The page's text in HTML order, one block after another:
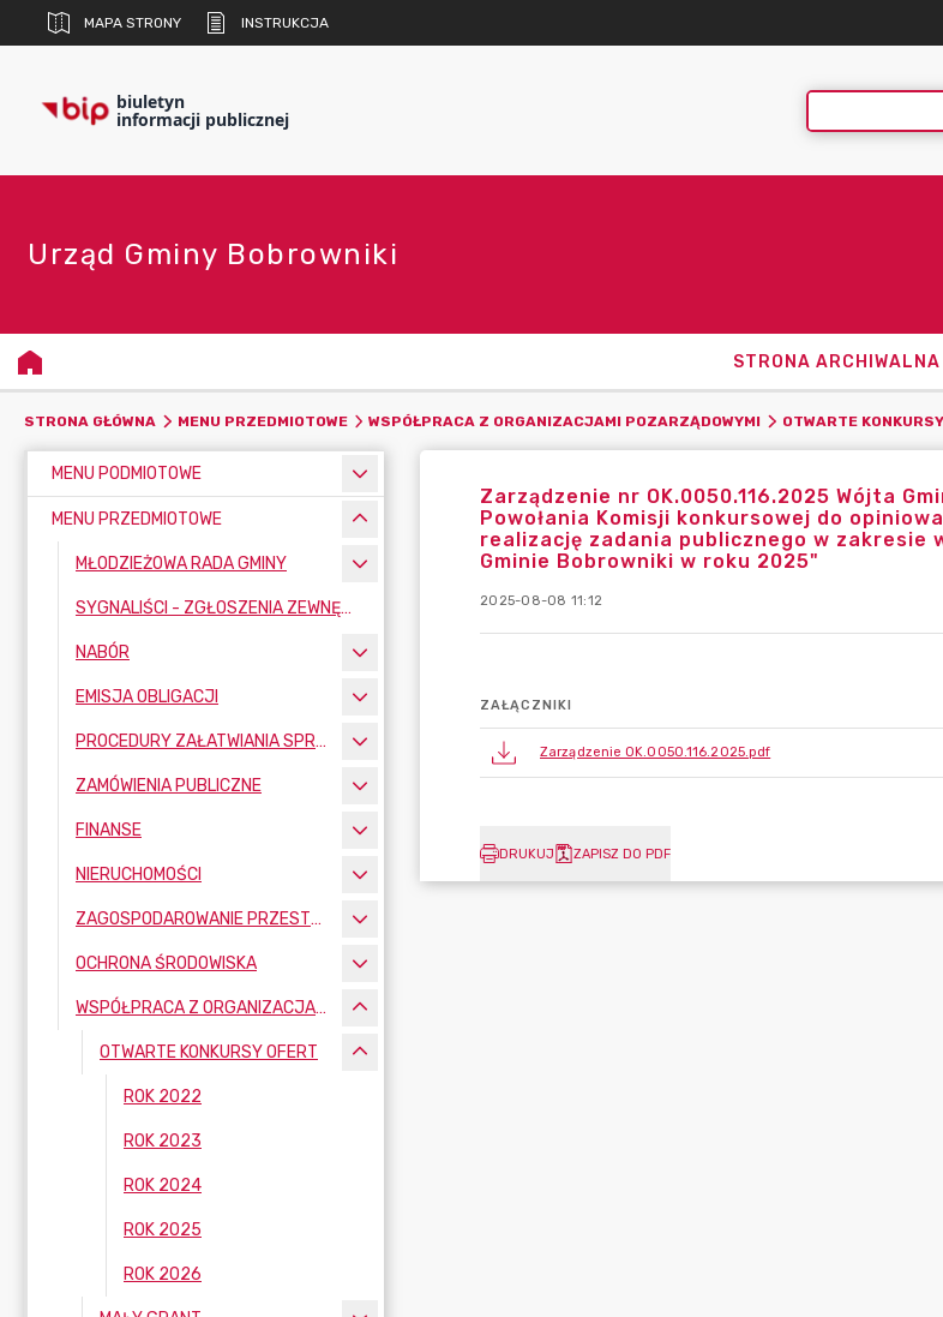
MAPA STRONY INSTRUKCJA
biuletyn
informacji publicznej
Urząd Gminy Bobrowniki
STRONA ARCHIWALNA
STRONA GŁÓWNA MENU PRZEDMIOTOWE WSPÓŁPRACA Z ORGANIZACJAMI POZARZĄDOWYMI OTWARTE
MENU PODMIOTOWE
MENU PRZEDMIOTOWE
MŁODZIEŻOWA RADA GMINY
SYGNALIŚCI - ZGŁOSZENIA ZEWNĘTRZNE
NABÓR
EMISJA OBLIGACJI
PROCEDURY ZAŁATWIANIA SPRAW
ZAMÓWIENIA PUBLICZNE
FINANSE
NIERUCHOMOŚCI
ZAGOSPODAROWANIE PRZESTRZENNE
OCHRONA ŚRODOWISKA
WSPÓŁPRACA Z ORGANIZACJAMI POZARZĄDOWYMI
OTWARTE KONKURSY OFERT
ROK 2022
ROK 2023
ROK 2024
ROK 2025
ROK 2026
Zarządzenie nr OK.0050.116.2025 Wójta
Powołania Komisji konkursowej do
realizację zadania publicznego w
Gminie Bobrowniki w roku 2025"
2025-08-08 11:12
ZAŁĄCZNIKI
Zarządzenie OK.0050.116.2025.pdf
DRUKUJ ZAPISZ DO PDF